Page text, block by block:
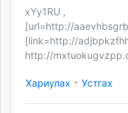
xYy1RU ,
[url=http://
[link=http://
http://
Хариулах · Устгах